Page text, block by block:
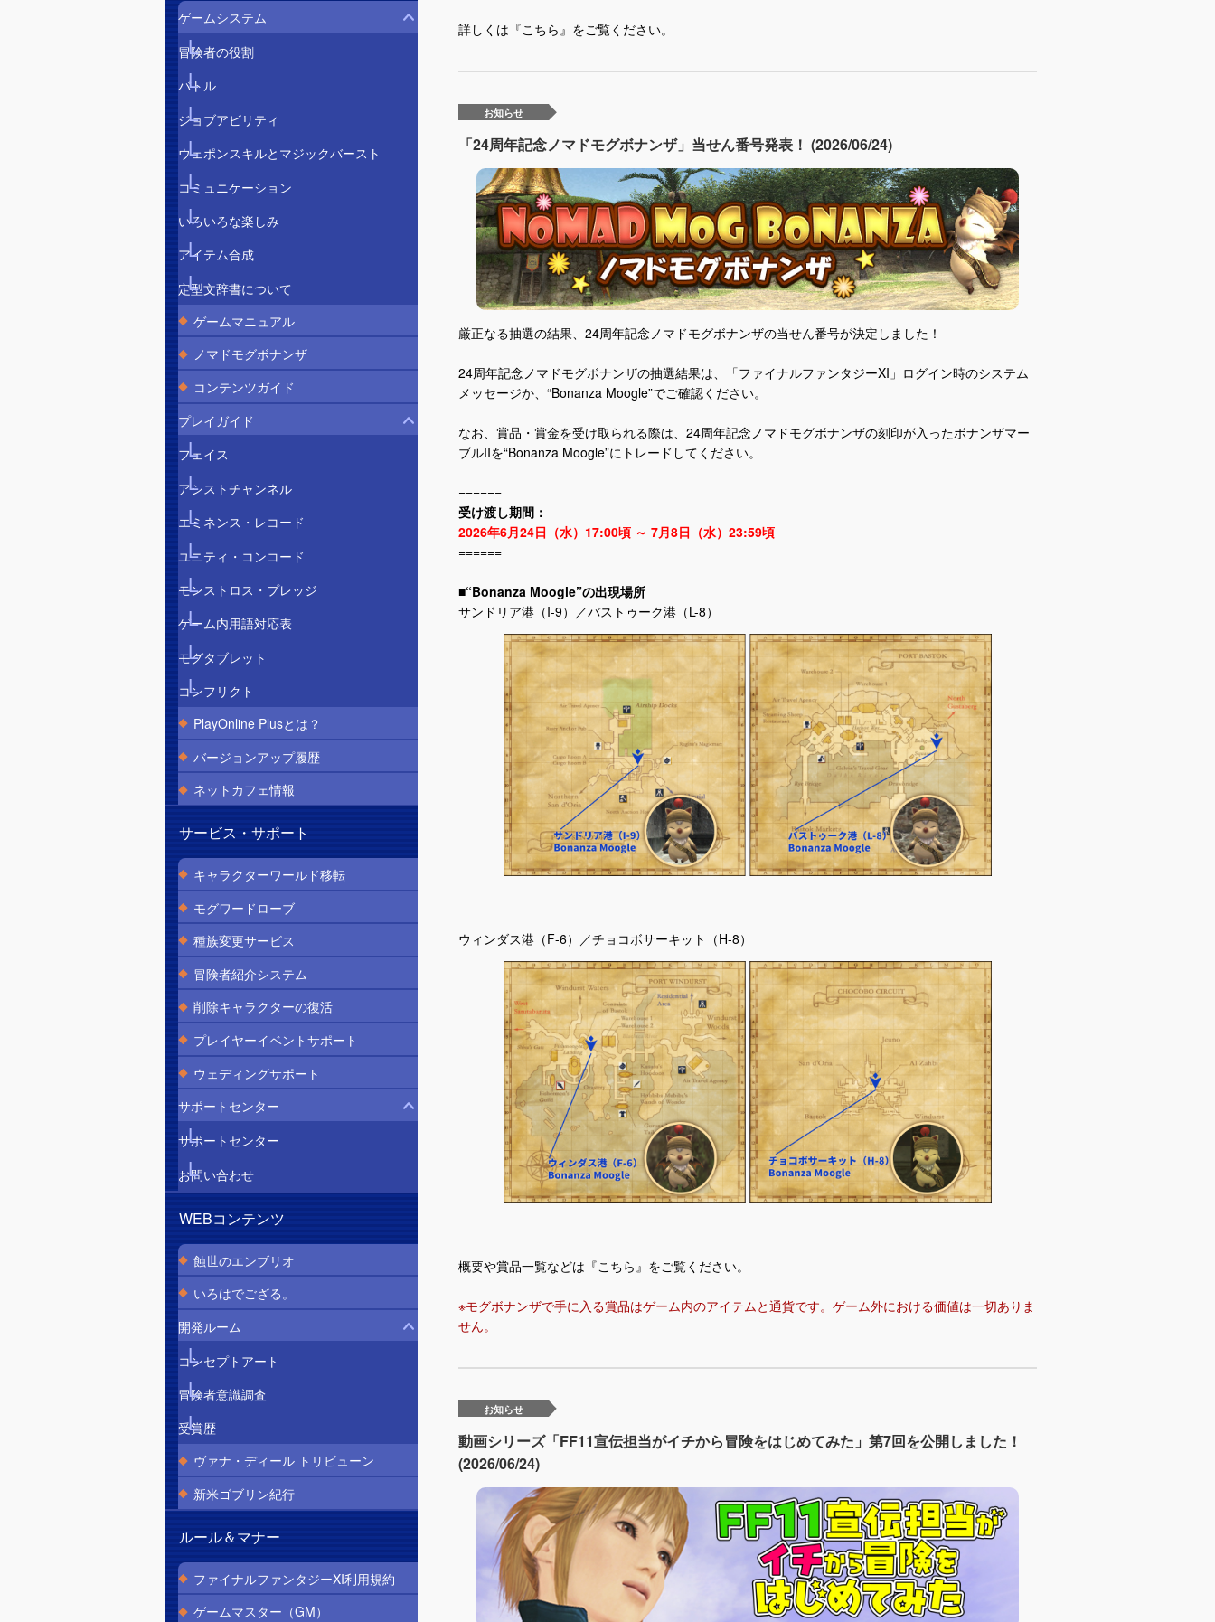
ゲームシステム
冒険者の役割
バトル
ジョブアビリティ
ウェポンスキルとマジックバースト
コミュニケーション
いろいろな楽しみ
アイテム合成
定型文辞書について
ゲームマニュアル
ノマドモグボナンザ
コンテンツガイド
プレイガイド
フェイス
アシストチャンネル
エミネンス・レコード
ユニティ・コンコード
モンストロス・プレッジ
ゲーム内用語対応表
モグタブレット
コンフリクト
PlayOnline Plusとは？
バージョンアップ履歴
ネットカフェ情報
サービス・サポート
キャラクターワールド移転
モグワードローブ
種族変更サービス
冒険者紹介システム
削除キャラクターの復活
プレイヤーイベントサポート
ウェディングサポート
サポートセンター
サポートセンター
お問い合わせ
WEBコンテンツ
蝕世のエンブリオ
いろはでござる。
開発ルーム
コンセプトアート
冒険者意識調査
受賞歴
ヴァナ・ディール トリビューン
新米ゴブリン紀行
ルール＆マナー
ファイナルファンタジーXI利用規約
ゲームマスター（GM）
詳しくは『こちら』をご覧ください。
お知らせ
「24周年記念ノマドモグボナンザ」当せん番号発表！ (2026/06/24)
厳正なる抽選の結果、24周年記念ノマドモグボナンザの当せん番号が決定しました！
24周年記念ノマドモグボナンザの抽選結果は、「ファイナルファンタジーXI」ログイン時のシステム
メッセージか、“Bonanza Moogle”でご確認ください。
なお、賞品・賞金を受け取られる際は、24周年記念ノマドモグボナンザの刻印が入ったボナンザマー
ブルIIを“Bonanza Moogle”にトレードしてください。
======
受け渡し期間：
2026年6月24日（水）17:00頃 ～ 7月8日（水）23:59頃
======
■“Bonanza Moogle”の出現場所
サンドリア港（I-9）／バストゥーク港（L-8）
ウィンダス港（F-6）／チョコボサーキット（H-8）
概要や賞品一覧などは『こちら 』をご覧ください。
※モグボナンザで手に入る賞品はゲーム内のアイテムと通貨です。ゲーム外における価値は一切ありま
せん。
お知らせ
動画シリーズ「FF11宣伝担当がイチから冒険をはじめてみた」第7回を公開しました！
(2026/06/24)